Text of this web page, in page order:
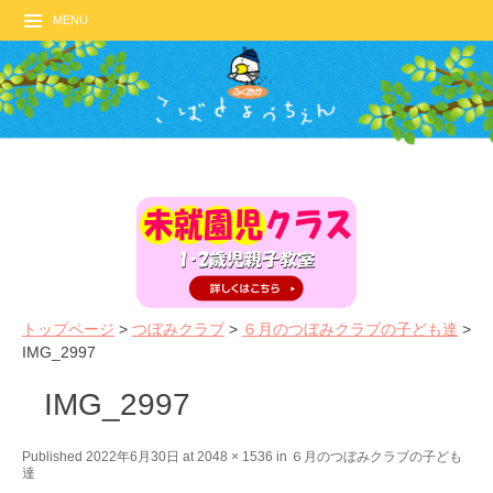
MENU
トップページ > つぼみクラブ > ６月のつぼみクラブの子ども達 >
IMG_2997
IMG_2997
Published 2022年6月30日 at 2048 × 1536 in ６月のつぼみクラブの子ども
達
←
P
N
e